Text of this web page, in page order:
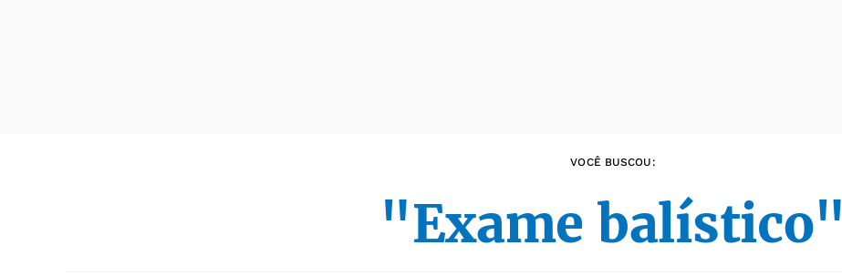
VOCÊ BUSCOU:
"Exame balístico"